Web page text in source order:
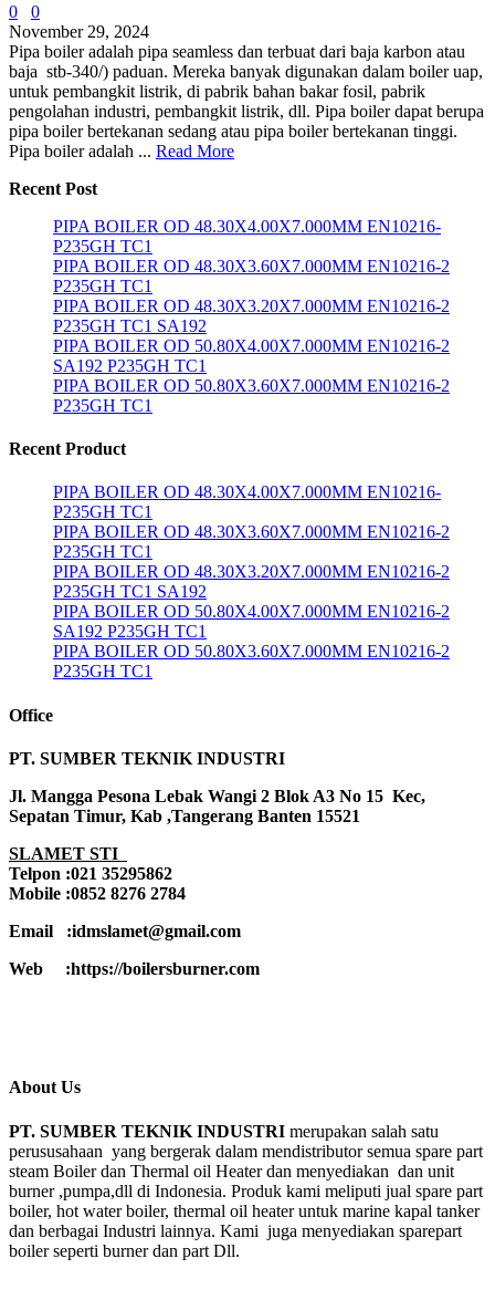
0
0
November 29, 2024
Pipa boiler adalah pipa seamless dan terbuat dari baja karbon atau
baja stb-340/) paduan. Mereka banyak digunakan dalam boiler uap,
untuk pembangkit listrik, di pabrik bahan bakar fosil, pabrik
pengolahan industri, pembangkit listrik, dll. Pipa boiler dapat berupa
pipa boiler bertekanan sedang atau pipa boiler bertekanan tinggi.
Pipa boiler adalah ... Read More
Recent Post
PIPA BOILER OD 48.30X4.00X7.000MM EN10216-
P235GH TC1
PIPA BOILER OD 48.30X3.60X7.000MM EN10216-2
P235GH TC1
PIPA BOILER OD 48.30X3.20X7.000MM EN10216-2
P235GH TC1 SA192
PIPA BOILER OD 50.80X4.00X7.000MM EN10216-2
SA192 P235GH TC1
PIPA BOILER OD 50.80X3.60X7.000MM EN10216-2
P235GH TC1
Recent Product
PIPA BOILER OD 48.30X4.00X7.000MM EN10216-
P235GH TC1
PIPA BOILER OD 48.30X3.60X7.000MM EN10216-2
P235GH TC1
PIPA BOILER OD 48.30X3.20X7.000MM EN10216-2
P235GH TC1 SA192
PIPA BOILER OD 50.80X4.00X7.000MM EN10216-2
SA192 P235GH TC1
PIPA BOILER OD 50.80X3.60X7.000MM EN10216-2
P235GH TC1
Office
PT. SUMBER TEKNIK INDUSTRI
Jl. Mangga Pesona Lebak Wangi 2 Blok A3 No 15 Kec,
Sepatan Timur, Kab ,Tangerang Banten 15521
SLAMET STI
Telpon :021 35295862
Mobile :0852 8276 2784
Email :idmslamet@gmail.com
Web :https://boilersburner.com
About Us
PT. SUMBER TEKNIK INDUSTRI merupakan salah satu
perususahaan yang bergerak dalam mendistributor semua spare part
steam Boiler dan Thermal oil Heater dan menyediakan dan unit
burner ,pumpa,dll di Indonesia. Produk kami meliputi jual spare part
boiler, hot water boiler, thermal oil heater untuk marine kapal tanker
dan berbagai Industri lainnya. Kami juga menyediakan sparepart
boiler seperti burner dan part Dll.